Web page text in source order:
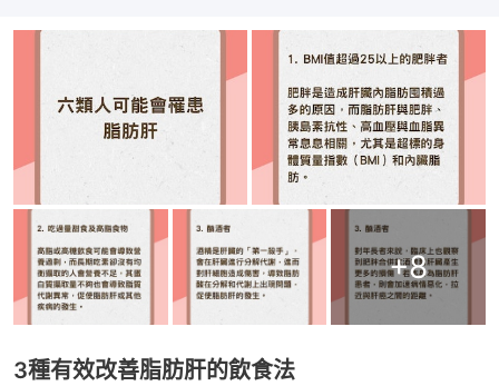
+8
3種有效改善脂肪肝的飲食法